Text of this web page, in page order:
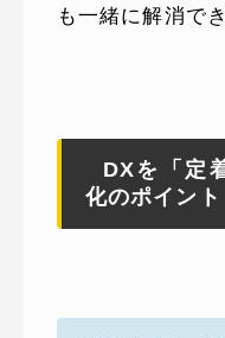
も一緒に解消で
DXを「定
化のポイント